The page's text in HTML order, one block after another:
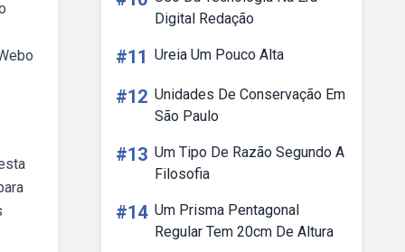
Digital Redação
#11 Ureia Um Pouco Alta
#12 Unidades De Conservação Em
São Paulo
#13 Um Tipo De Razão Segundo A
Filosofia
#14 Um Prisma Pentagonal
Regular Tem 20cm De Altura